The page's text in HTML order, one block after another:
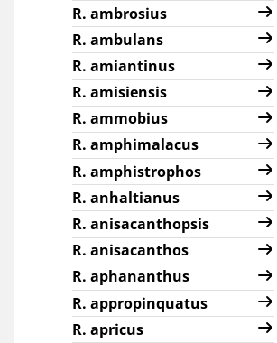
R. ambrosius
R. ambulans
R. amiantinus
R. amisiensis
R. ammobius
R. amphimalacus
R. amphistrophos
R. anhaltianus
R. anisacanthopsis
R. anisacanthos
R. aphananthus
R. appropinquatus
R. apricus